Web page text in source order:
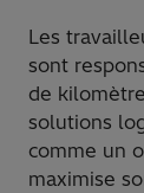
Les
sont
de
solutions
comme un
maximise